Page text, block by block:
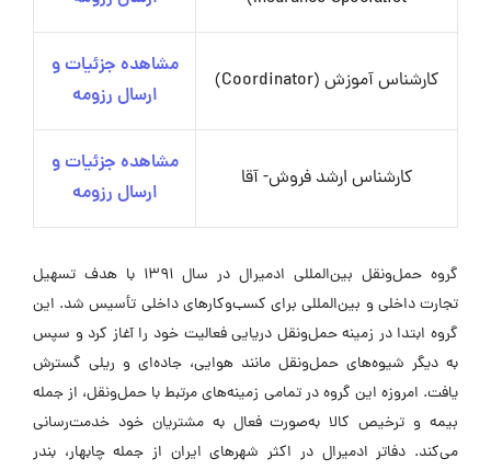
کارشناس آموزش (Coordinator)
مشاهده جزئیات و
ارسال رزومه
کارشناس ارشد فروش- آقا
مشاهده جزئیات و
ارسال رزومه
گروه حمل‌ونقل بین‌المللی ادمیرال در سال ۱۳۹۱ با هدف تسهیل
تجارت داخلی و بین‌المللی برای کسب‌وکارهای داخلی تأسیس شد. این
گروه ابتدا در زمینه حمل‌ونقل دریایی فعالیت خود را آغاز کرد و سپس
به دیگر شیوه‌های حمل‌ونقل مانند هوایی، جاده‌ای و ریلی گسترش
یافت. امروزه این گروه در تمامی زمینه‌های مرتبط با حمل‌ونقل، از جمله
بیمه و ترخیص کالا به‌صورت فعال به مشتریان خود خدمت‌رسانی
می‌کند. دفاتر ادمیرال در اکثر شهرهای ایران از جمله چابهار، بندر